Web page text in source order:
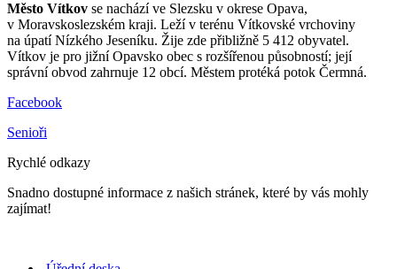
Město Vítkov se nachází ve Slezsku v okrese Opava,
v Moravskoslezském kraji. Leží v terénu Vítkovské vrchoviny
na úpatí Nízkého Jeseníku. Žije zde přibližně 5 412 obyvatel.
Vítkov je pro jižní Opavsko obec s rozšířenou působností; její
správní obvod zahrnuje 12 obcí. Městem protéká potok Čermná.
Facebook
Senioři
Rychlé odkazy
Snadno dostupné informace z našich stránek, které by vás mohly
zajímat!